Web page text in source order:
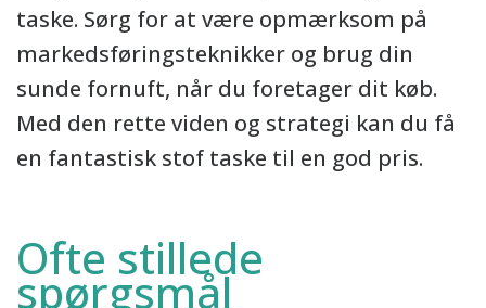
taske. Sørg for at være opmærksom på
markedsføringsteknikker og brug din
sunde fornuft, når du foretager dit køb.
Med den rette viden og strategi kan du få
en fantastisk stof taske til en god pris.
Ofte stillede
spørgsmål